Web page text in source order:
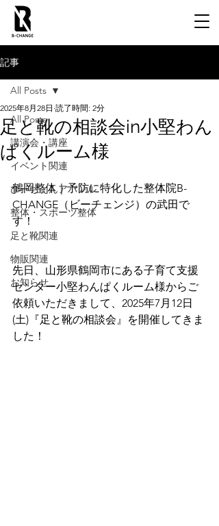
記事
All Posts
講演会・講座
イベント関連
びーちぇんアパレル
整体・スポーツ整体
足と靴関連
物販関連
お知らせ
All Posts
足と靴の相談会in小堅わん
ぱくルーム様
2025年8月28日 読了時間: 2分
鶴岡整体｜予防に特化した整体院B-
CHANGE（ビーチェンジ）の武田で
す！
先日、山形県鶴岡市にある子育て支援
センター小堅わんぱくルーム様からご
依頼いただきまして、2025年7月12日
(土)『足と靴の相談会』を開催してきま
した！